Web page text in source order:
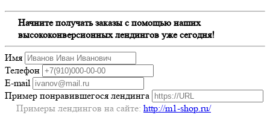
Начните получать заказы с помощью наших
высококонверсионных лендингов уже сегодня!
Имя
Телефон
E-mail
Пример понравившегося лендинга
Примеры лендингов на сайте: http://m1-shop.ru/